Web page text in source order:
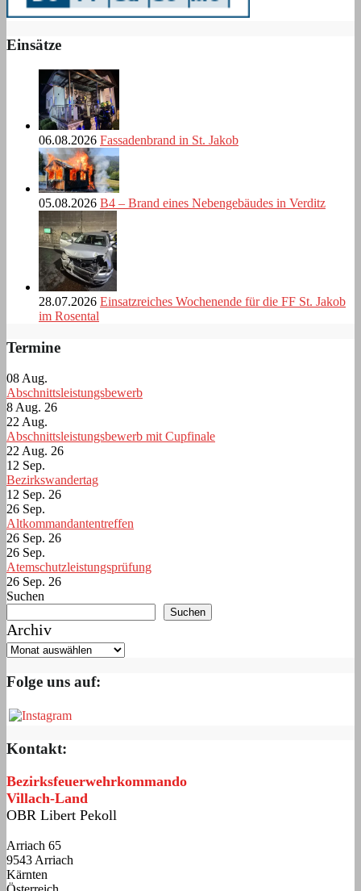
Einsätze
06.08.2026 Fassadenbrand in St. Jakob
05.08.2026 B4 – Brand eines Nebengebäudes in Verditz
28.07.2026 Einsatzreiches Wochenende für die FF St. Jakob
im Rosental
Termine
08 Aug.
Abschnittsleistungsbewerb
8 Aug. 26
22 Aug.
Abschnittsleistungsbewerb mit Cupfinale
22 Aug. 26
12 Sep.
Bezirkswandertag
12 Sep. 26
26 Sep.
Altkommandantentreffen
26 Sep. 26
26 Sep.
Atemschutzleistungsprüfung
26 Sep. 26
Suchen
Suchen
Archiv
Folge uns auf:
Kontakt:
Bezirksfeuerwehrkommando
Villach-Land
OBR Libert Pekoll
Arriach 65
9543 Arriach
Kärnten